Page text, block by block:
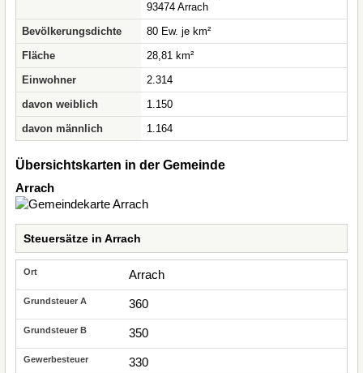
93474 Arrach
Bevölkerungsdichte
80 Ew. je km²
Fläche
28,81 km²
Einwohner
2.314
davon weiblich
1.150
davon männlich
1.164
Übersichtskarten in der Gemeinde
Arrach
Steuersätze in Arrach
Arrach
360
350
330